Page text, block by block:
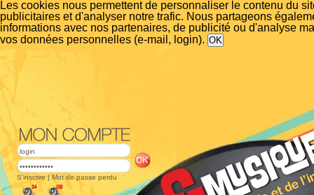
Les cookies nous permettent de personnaliser le contenu du
publicitaires et d'analyser notre trafic. Nous partageons
informations avec nos partenaires, de publicité ou d'analyse
vos données personnelles (e-mail, login).
S'inscrire | Mot de passe perdu